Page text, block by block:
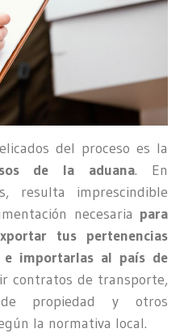
del proceso es la
de la aduana. En
resulta imprescindible
necesaria para
tus pertenencias
importarlas al país de
contratos de transporte,
propiedad y otros
la normativa local.